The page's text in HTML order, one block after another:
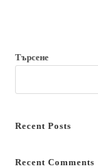
Търсене
Recent Posts
Recent Comments